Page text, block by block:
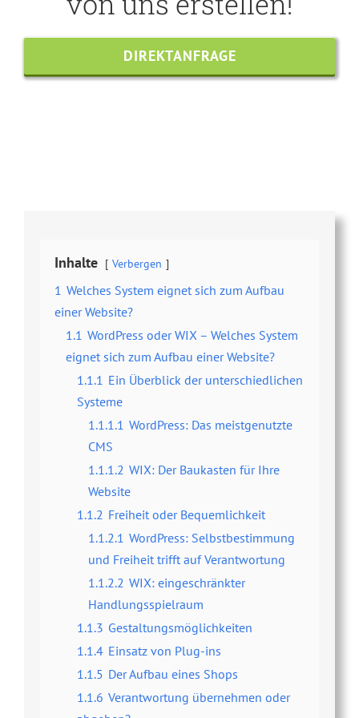
DIREKTANFRAGE
Inhalte Verbergen
1 Welches System eignet sich zum Aufbau
einer Website?
1.1 WordPress oder WIX – Welches System
eignet sich zum Aufbau einer Website?
1.1.1 Ein Überblick der unterschiedlichen
Systeme
1.1.1.1 WordPress: Das meistgenutzte
CMS
1.1.1.2 WIX: Der Baukasten für Ihre
Website
1.1.2 Freiheit oder Bequemlichkeit
1.1.2.1 WordPress: Selbstbestimmung
und Freiheit trifft auf Verantwortung
1.1.2.2 WIX: eingeschränkter
Handlungsspielraum
1.1.3 Gestaltungsmöglichkeiten
1.1.4 Einsatz von Plug-ins
1.1.5 Der Aufbau eines Shops
1.1.6 Verantwortung übernehmen oder